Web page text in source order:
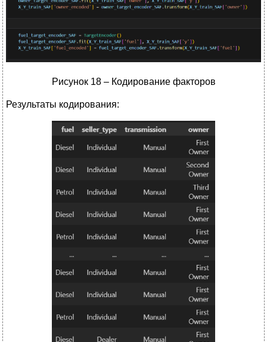
Рисунок 18 – Кодирование факторов
Результаты кодирования: